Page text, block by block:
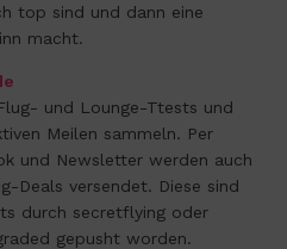
top sind und dann eine
macht.
und Lounge-Ttests und
Meilen sammeln. Per
und Newsletter werden auch
Deals versendet. Diese sind
durch secretflying oder
gepusht worden.